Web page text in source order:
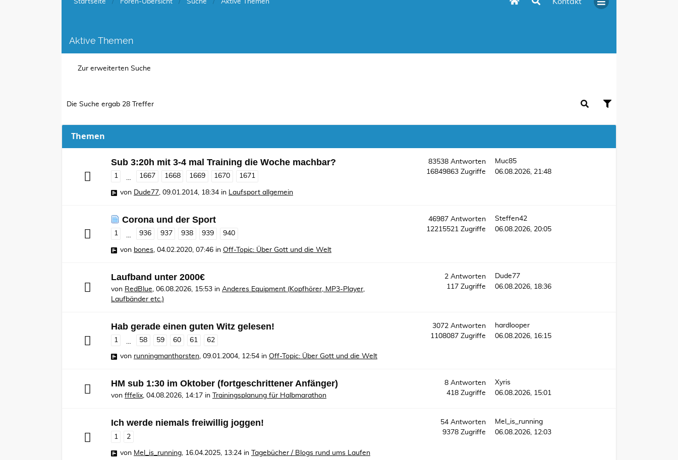
Startseite Foren-Übersicht Suche Aktive Themen
Aktive Themen
Zur erweiterten Suche
Die Suche ergab 28 Treffer
Themen
Sub 3:20h mit 3-4 mal Training die Woche machbar?
1 1667 1668 1669 1670 1671
von Dude77 09.01.2014, 18:34 in Laufsport allgemein
83538Antworten
16849863Zugriffe
Muc85
06.08.2026, 21:48
Corona und der Sport
1 936 937 938 939 940
von bones 04.02.2020, 07:46 in Off-Topic: Über Gott und die Welt
46987Antworten
12215521Zugriffe
Steffen42
06.08.2026, 20:05
Laufband unter 2000€
von RedBlue 06.08.2026, 15:53 in Anderes Equipment (Kopfhörer, MP3-Player,
Laufbänder etc.)
2Antworten
117Zugriffe
Dude77
06.08.2026, 18:36
Hab gerade einen guten Witz gelesen!
1 … 58 59 60 61 62
von runningmanthorsten, 09.01.2004, 12:54 in Off-Topic: Über Gott und die Welt
3072Antworten
1108087Zugriffe
hardlooper
06.08.2026, 16:15
HM sub 1:30 im Oktober (fortgeschrittener Anfänger)
von fffelix, 04.08.2026, 14:17 in Trainingsplanung für Halbmarathon
8Antworten
418Zugriffe
Xyris
06.08.2026, 15:01
Ich werde niemals freiwillig joggen!
1 2
von Mel_is_running, 16.04.2025, 13:24 in Tagebücher / Blogs rund ums Laufen
54Antworten
9378Zugriffe
Mel_is_running
06.08.2026, 12:03